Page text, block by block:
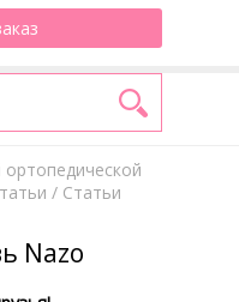
/ Статьи
Nazo